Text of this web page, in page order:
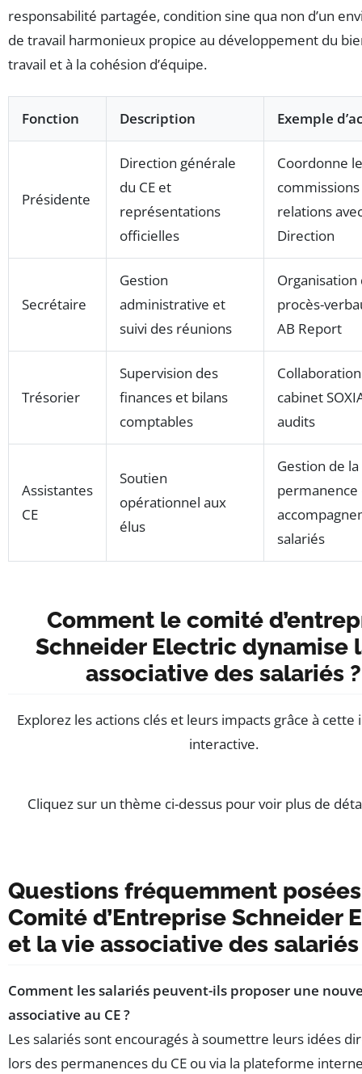
responsabilité partagée, condition sine qua non d’un
de travail harmonieux propice au développement du
travail et à la cohésion d’équipe.
Fonction Description Exemple
Présidente
Direction générale
du CE et
représentations
officielles
Coordonne
relations
Direction
Secrétaire
Gestion
administrative et
suivi des réunions
Organisation
procès-
AB Report
Trésorier
Supervision des
finances et bilans
comptables
cabinet
audits
Assistantes
CE
Soutien
opérationnel aux
élus
Gestion de la
permanence
salariés
Comment le comité
Schneider Electric dynamise
associative des salariés ?
Explorez les actions clés et leurs impacts grâce à cette
interactive.
Cliquez sur un thème ci-dessus pour voir plus de
Questions fréquemment
Comité d’Entreprise Schneider
et la vie associative des salariés
Comment les salariés peuvent-ils proposer une
associative au CE ?
Les salariés sont encouragés à soumettre leurs idées
lors des permanences du CE ou via la plateforme